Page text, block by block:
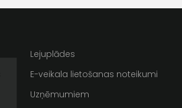
Lejuplādes
E-veikala lietošanas noteikumi
Uzņēmumiem